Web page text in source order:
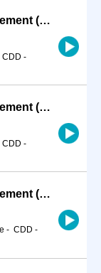
Assistant Qualité Sécurité Environnement (QSE) (H/F)
CDD -
Assistant Qualité Sécurité Environnement (QSE) (H/F)
CDD -
Assistant Qualité Sécurité Environnement (QSE) (H/F)
- CDD -